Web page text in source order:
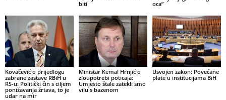
biti
oca”
Kovačević o prijedlogu
zabrane zastave RBiH u
RS-u: Politički čin s ciljem
ponižavanja žrtava, to je
udar na mir
Ministar Kemal Hrnjić o
zloupotrebi poticaja:
Umjesto štale zatekli smo
vilu s bazenom
Usvojen zakon: Povećane
plate u institucijama BiH